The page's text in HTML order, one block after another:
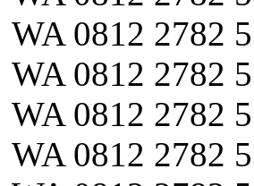
WA 0812 2782
WA 0812 2782
WA 0812 2782
WA 0812 2782